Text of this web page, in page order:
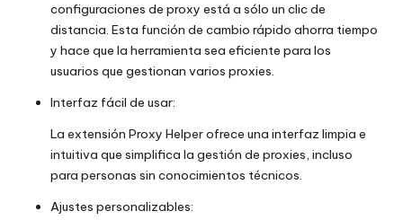
configuraciones de proxy está a sólo un clic de
distancia. Esta función de cambio rápido ahorra tiempo
y hace que la herramienta sea eficiente para los
usuarios que gestionan varios proxies.
Interfaz fácil de usar:
La extensión Proxy Helper ofrece una interfaz limpia e
intuitiva que simplifica la gestión de proxies, incluso
para personas sin conocimientos técnicos.
Ajustes personalizables: